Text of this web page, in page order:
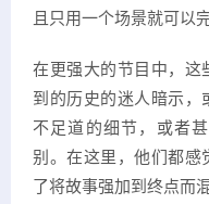
且只用一个场景就可以完
在更强大的节目中，这
到的历史的迷人暗示，
不足道的细节，或者
别。在这里，他们都感
了将故事强加到终点而